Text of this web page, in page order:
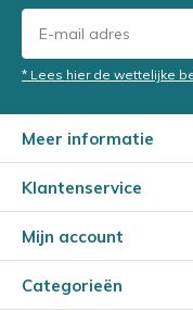
* Lees hier de wettelijke
Meer informatie
Klantenservice
Mijn account
Categorieën